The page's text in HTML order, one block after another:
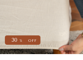
30 % OFF